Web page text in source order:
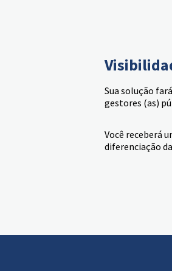
Sua solução
gestores (as)
Você receberá
diferenciação